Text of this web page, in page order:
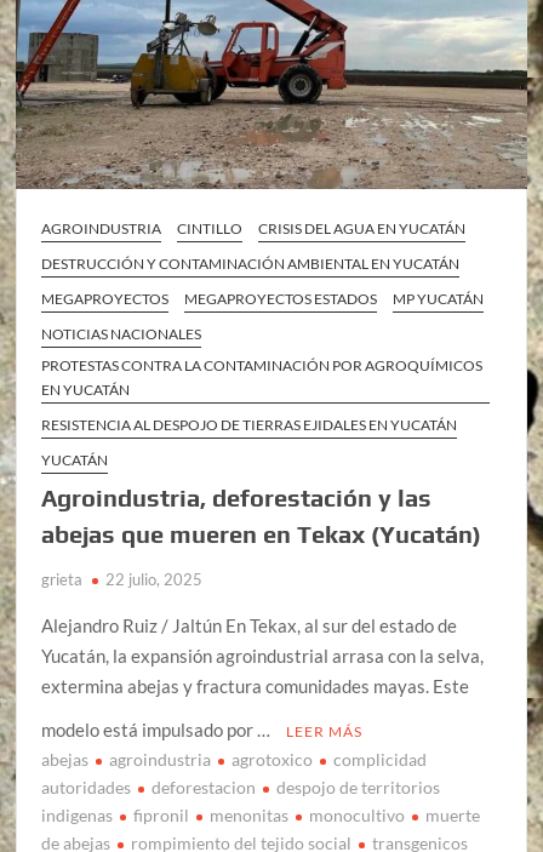
AGROINDUSTRIA CINTILLO
CRISIS DEL AGUA EN YUCATÁN
DESTRUCCIÓN Y CONTAMINACIÓN AMBIENTAL EN YUCATÁN
MEGAPROYECTOS
MEGAPROYECTOS ESTADOS
MP YUCATÁN
NOTICIAS NACIONALES
PROTESTAS CONTRA LA CONTAMINACIÓN POR AGROQUÍMICOS
EN YUCATÁN
RESISTENCIA AL DESPOJO DE TIERRAS EJIDALES EN YUCATÁN
YUCATÁN
Agroindustria, deforestación y las
abejas que mueren en Tekax (Yucatán)
grieta 22 julio, 2025
Alejandro Ruiz / Jaltún En Tekax, al sur del estado de
Yucatán, la expansión agroindustrial arrasa con la selva,
extermina abejas y fractura comunidades mayas. Este
modelo está impulsado por …
LEER MÁS
abejas agroindustria agrotoxico
complicidad
autoridades
deforestacion
despojo de territorios
indigenas
fipronil menonitas monocultivo
muerte
de abejas
rompimiento del tejido social transgenicos